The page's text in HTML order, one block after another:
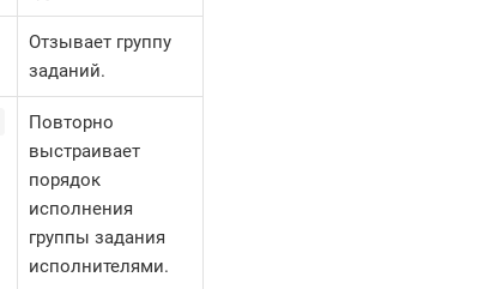
Отзывает группу
заданий.
Повторно
выстраивает
порядок
исполнения
группы задания
исполнителями.